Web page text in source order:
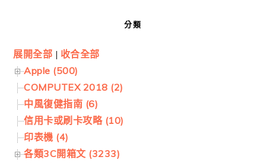
分類
展開全部 | 收合全部
Apple (500)
COMPUTEX 2018 (2)
中風復健指南 (6)
信用卡或刷卡攻略 (10)
印表機 (4)
各類3C開箱文 (3233)